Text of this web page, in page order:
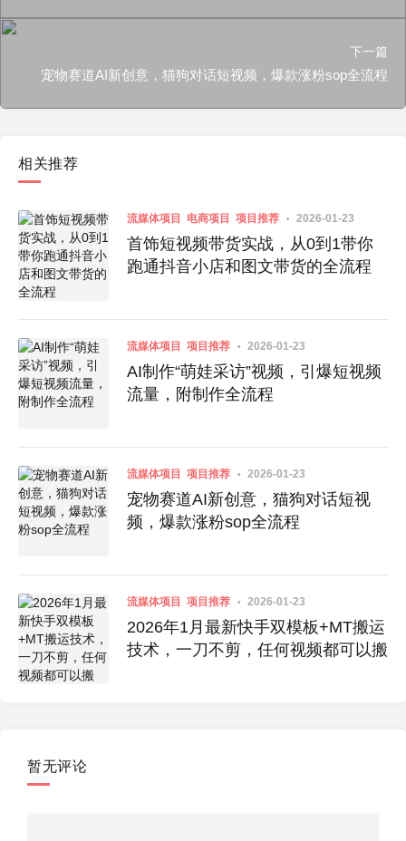
下一篇
宠物赛道AI新创意，猫狗对话短视频，爆款涨粉sop全流程
相关推荐
流媒体项目 电商项目 项目推荐 2026-01-23
首饰短视频带货实战，从0到1带你
跑通抖音小店和图文带货的全流程
流媒体项目 项目推荐 2026-01-23
AI制作“萌娃采访”视频，引爆短视频
流量，附制作全流程
流媒体项目 项目推荐 2026-01-23
宠物赛道AI新创意，猫狗对话短视
频，爆款涨粉sop全流程
流媒体项目 项目推荐 2026-01-23
2026年1月最新快手双模板+MT搬运
技术，一刀不剪，任何视频都可以搬
暂无评论